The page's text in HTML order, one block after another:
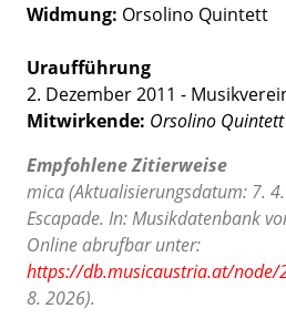
Widmung: Orsolino Quintett
Uraufführung
2. Dezember 2011 -
Mitwirkende: Orsolino Quintett
Empfohlene Zitierweise
mica (Aktualisierungsdatum: 7.
Escapade. In: Musikdatenbank
Online abrufbar unter:
https://db.musicaustria.at/node/
8. 2026).